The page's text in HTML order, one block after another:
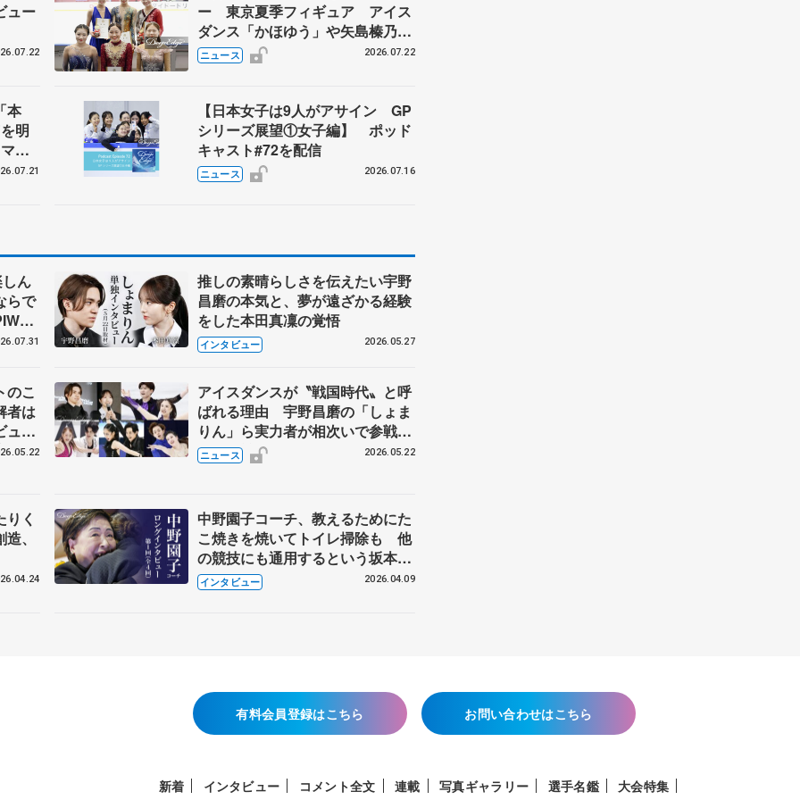
ュー
ー 東京夏季フィギュア アイス
ダンス「かほゆう」や矢島榛乃、
北村凌大組も
ニュース 2026.07.22
本
明
ン
【日本女子は9人がアサイン GP
シリーズ展望①女子編】 ポッド
キャスト#72を配信
ニュース 2026.07.16
ん
らで
前
推しの素晴らしさを伝えたい宇野
昌磨の本気と、夢が遠ざかる経験
をした本田真凜の覚悟
インタビュー 2026.05.27
のこ
者は
ュー
人、
アイスダンスが〝戦国時代〟と呼
ばれる理由 宇野昌磨の「しょま
りん」ら実力者が相次いで参戦
国内の競争激化
ニュース 2026.05.22
く
、
中野園子コーチ、教えるためにた
こ焼きを焼いてトイレ掃除も 他
の競技にも通用するという坂本花
織の筋肉
インタビュー 2026.04.09
有料会員登録はこちら お問い合わせはこちら
新着 インタビュー コメント全文 連載 写真ギャラリー 選手名鑑 大会特集